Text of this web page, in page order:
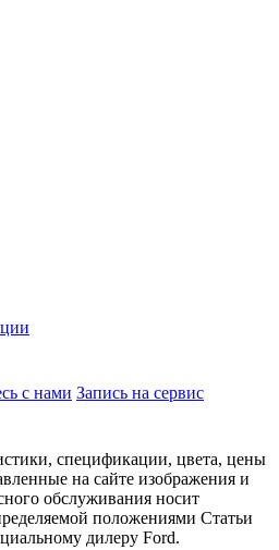
с нами Запись на сервис
спецификации, цвета, цены
на сайте изображения и
обслуживания носит
положениями Статьи
дилеру Ford.